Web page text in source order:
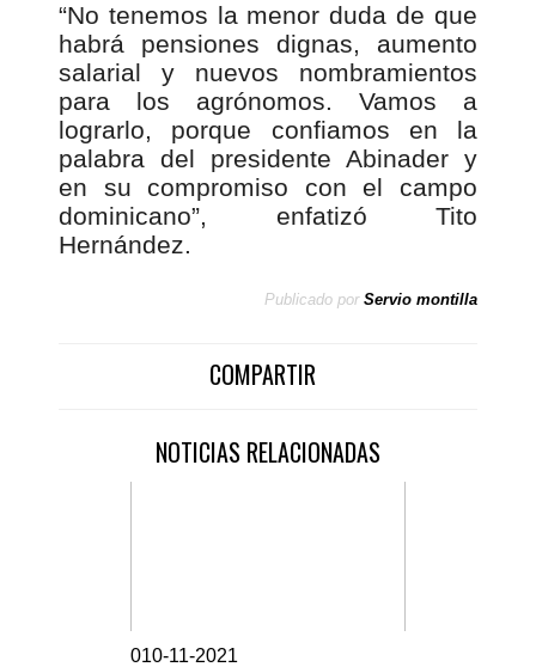
“No tenemos la menor duda de que
habrá pensiones dignas, aumento
salarial y nuevos nombramientos
para los agrónomos. Vamos a
lograrlo, porque confiamos en la
palabra del presidente Abinader y
en su compromiso con el campo
dominicano”, enfatizó Tito
Hernández.
Publicado por Servio montilla
COMPARTIR
NOTICIAS RELACIONADAS
010-11-2021